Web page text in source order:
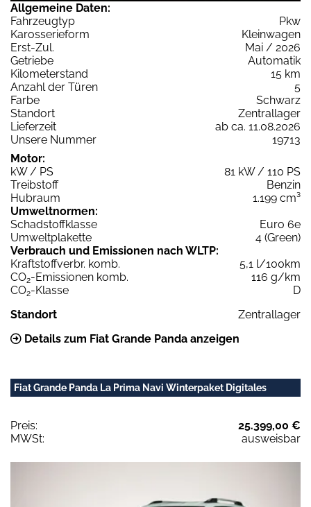
Allgemeine Daten:
Fahrzeugtyp
Pkw
Karosserieform
Kleinwagen
Erst-Zul.
Mai / 2026
Getriebe
Automatik
Kilometerstand
15 km
Anzahl der Türen
5
Farbe
Schwarz
Standort
Zentrallager
Lieferzeit
ab ca. 11.08.2026
Unsere Nummer
19713
Motor:
kW / PS
81 kW / 110 PS
Treibstoff
Benzin
Hubraum
1.199 cm³
Umweltnormen:
Schadstoffklasse
Euro 6e
Umweltplakette
4 (Green)
Verbrauch und Emissionen nach WLTP:
Kraftstoffverbr. komb.
5,1 l/100km
CO2-Emissionen komb.
116 g/km
CO2-Klasse
D
Standort
Zentrallager
Details zum Fiat Grande Panda anzeigen
Fiat Grande Panda La Prima Navi Winterpaket Digitales
Preis:
25.399,00 €
MWSt:
ausweisbar